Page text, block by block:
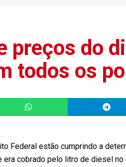
preços do
todos os
Federal estão cumprindo a
cobrado pelo litro de diesel no